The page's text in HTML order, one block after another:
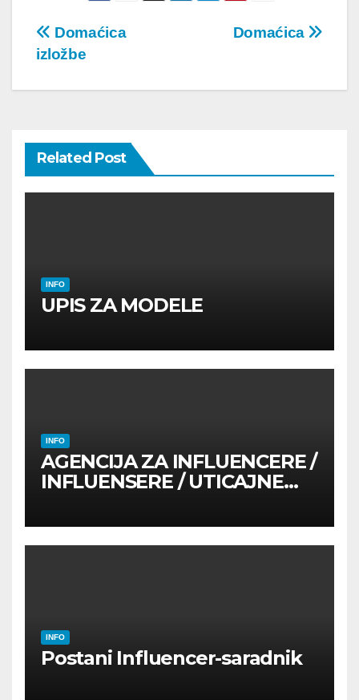
Post
Domaćica
Domaćica
izložbe
Related Post
INFO
UPIS ZA MODELE
INFO
AGENCIJA ZA INFLUENCERE /
INFLUENSERE / UTICAJNE
INFO
Postani Influencer-saradnik